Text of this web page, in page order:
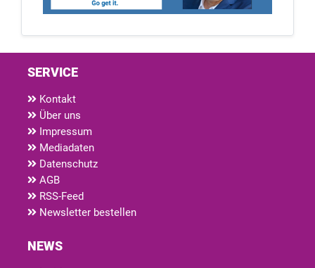
SERVICE
Kontakt
Über uns
Impressum
Mediadaten
Datenschutz
AGB
RSS-Feed
Newsletter bestellen
NEWS